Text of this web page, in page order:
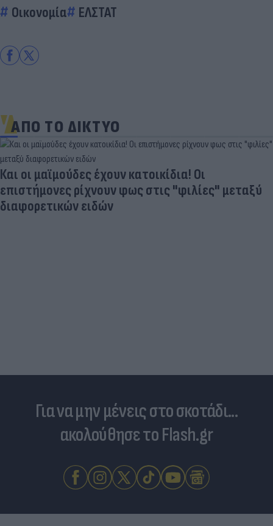
Οικονομία ΕΛΣΤΑΤ
ΑΠΟ ΤΟ ΔΙΚΤΥΟ
Και οι μαϊμούδες έχουν κατοικίδια! Οι
επιστήμονες ρίχνουν φως στις "φιλίες" μεταξύ
διαφορετικών ειδών
Για να μην μένεις στο σκοτάδι...
ακολούθησε το Flash.gr